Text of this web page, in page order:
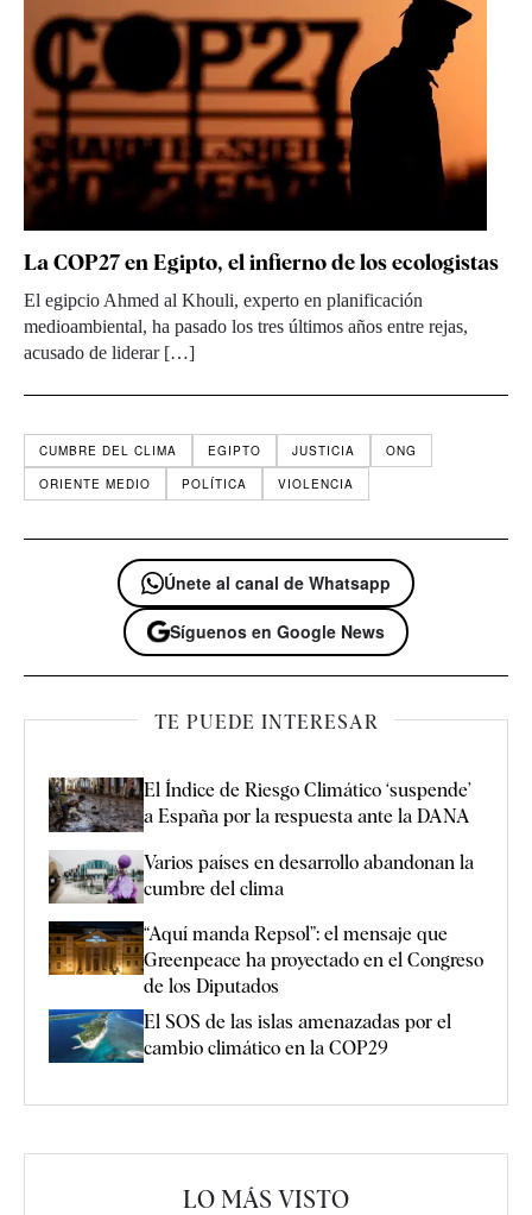
La COP27 en Egipto, el infierno de los ecologistas
El egipcio Ahmed al Khouli, experto en planificación
medioambiental, ha pasado los tres últimos años entre rejas,
acusado de liderar […]
CUMBRE DEL CLIMA EGIPTO JUSTICIA
ONG
ORIENTE MEDIO
POLÍTICA VIOLENCIA
Únete al canal de Whatsapp
Síguenos en Google News
TE PUEDE INTERESAR
El Índice de Riesgo Climático ‘suspende’
a España por la respuesta ante la DANA
Varios países en desarrollo abandonan la
cumbre del clima
“Aquí manda Repsol”: el mensaje que
Greenpeace ha proyectado en el Congreso
de los Diputados
El SOS de las islas amenazadas por el
cambio climático en la COP29
LO MÁS VISTO